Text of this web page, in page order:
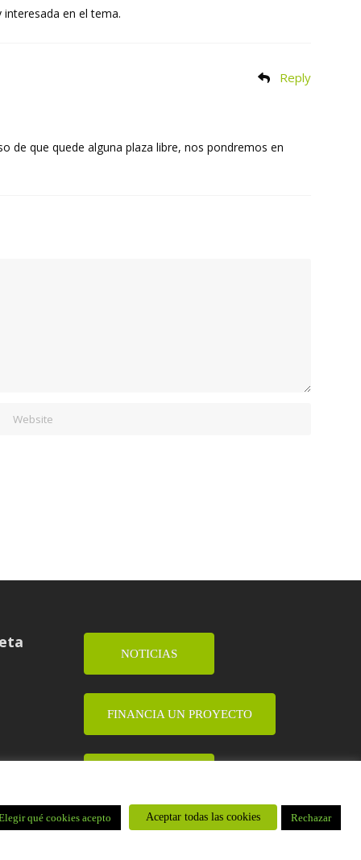
en el tema.
Reply
de que quede alguna plaza libre, nos pondremos en
NOTICIAS
FINANCIA UN PROYECTO
qué cookies acepto Aceptar todas las cookies Rechazar